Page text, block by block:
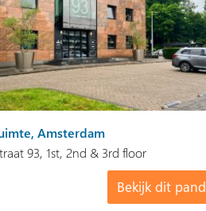
Amsterdam
93, 1st, 2nd & 3rd floor
Bekijk dit pand